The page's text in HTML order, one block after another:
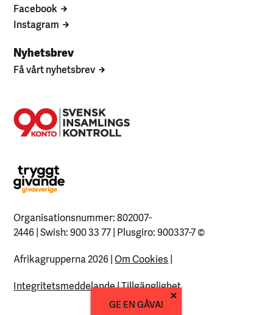
Facebook
Instagram
Nyhetsbrev
Få vårt nyhetsbrev
Organisationsnummer: 802007-
2446 | Swish: 900 33 77 | Plusgiro: 900337-7©
Afrikagrupperna 2026 |Om Cookies |
Integritetsmeddelande|Tillgänglighet
GE EN GÅVA!